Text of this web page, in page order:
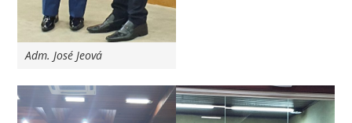
Adm. José Jeová